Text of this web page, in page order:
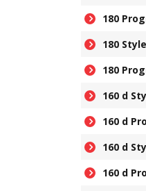
180
180
180
160 d
160 d
160 d
160 d